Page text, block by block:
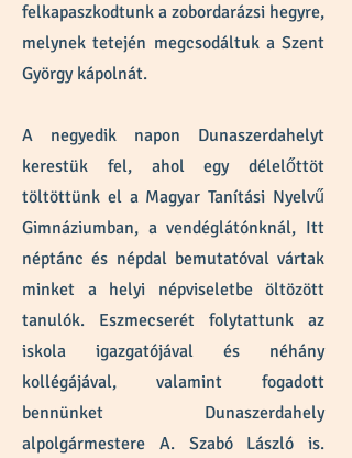
felkapaszkodtunk a zobordarázsi hegyre,
melynek tetején megcsodáltuk a Szent
György kápolnát.
A negyedik napon Dunaszerdahelyt
kerestük fel, ahol egy délelőttöt
töltöttünk el a Magyar Tanítási Nyelvű
Gimnáziumban, a vendéglátónknál, Itt
néptánc és népdal bemutatóval vártak
minket a helyi népviseletbe öltözött
tanulók. Eszmecserét folytattunk az
iskola igazgatójával és néhány
kollégájával, valamint fogadott
bennünket Dunaszerdahely
alpolgármestere A. Szabó László is.